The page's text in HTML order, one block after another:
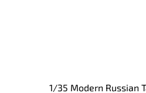
1/35 Modern Russian